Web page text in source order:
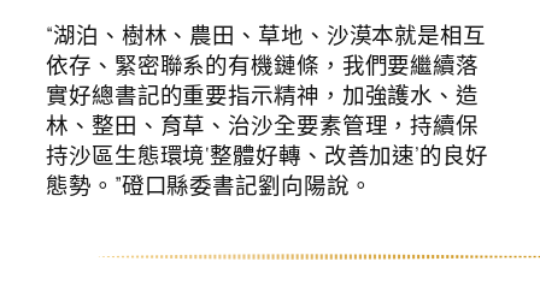
“湖泊、樹林、農田、草地、沙漠本就是相互
依存、緊密聯系的有機鏈條，我們要繼續落
實好總書記的重要指示精神，加強護水、造
林、整田、育草、治沙全要素管理，持續保
持沙區生態環境‘整體好轉、改善加速’的良好
態勢。”磴口縣委書記劉向陽說。